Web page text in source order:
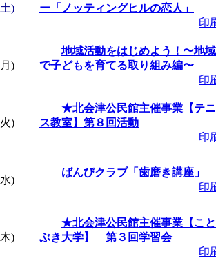
)
ー「ノッティングヒルの恋人」
印
)
地域活動をはじめよう！〜地域
で子どもを育てる取り組み編〜
印
)
★北会津公民館主催事業【テニ
ス教室】第８回活動
印
)
ばんびクラブ「歯磨き講座」
印
)
★北会津公民館主催事業【こと
ぶき大学】 第３回学習会
印